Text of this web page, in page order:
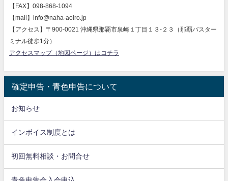
【FAX】098-868-1094
【mail】info@naha-aoiro.jp
【アクセス】〒900-0021 沖縄県那覇市泉崎１丁目１３-２３（那覇バスター
ミナル徒歩1分）
アクセスマップ（地図ページ）はコチラ
確定申告・青色申告について
お知らせ
インボイス制度とは
初回無料相談・お問合せ